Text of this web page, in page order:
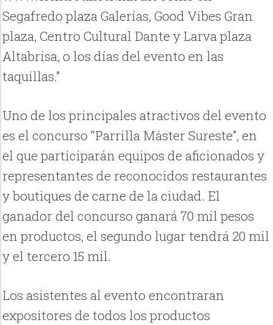
Segafredo plaza Galerías, Good Vibes Gran
plaza, Centro Cultural Dante y Larva plaza
Altabrisa, o los días del evento en las
taquillas.”
Uno de los principales atractivos del evento
es el concurso “Parrilla Máster Sureste”, en
el que participarán equipos de aficionados y
representantes de reconocidos restaurantes
y boutiques de carne de la ciudad. El
ganador del concurso ganará 70 mil pesos
en productos, el segundo lugar tendrá 20 mil
y el tercero 15 mil.
Los asistentes al evento encontraran
expositores de todos los productos